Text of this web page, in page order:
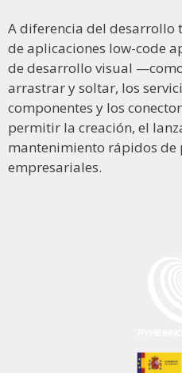
A diferencia del
de aplicaciones low-code
de desarrollo visual
arrastrar y soltar, los
componentes y los
permitir la creación, el
mantenimiento rápidos de
empresariales.